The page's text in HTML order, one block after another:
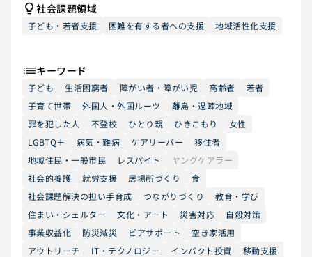
社会課題領域
子ども・若者支援 困難を有する者への支援 地域活性化支援
キーワード
子ども 生活困窮者 障がい者・障がい児 高齢者
若者
子育て世帯
外国人・外国ルーツ
離島・過疎地域
罪を犯した人
不登校 ひとり親 ひきこもり
女性
LGBTQ＋
病気・難病 ケアリーバー
移住者
地域住民・一般市民
レスパイト
ヤングケアラー
社会的養護
就労支援 居場所づくり
食
社会課題解決の担い手育成
つながりづくり
教育・学び
住まい・シェルター
文化・アート 災害対応
自殺対策
事業収益化
防災減災 ピアサポート
空き家活用
アウトリーチ
IT・テクノロジー インパクト投資
移動支援